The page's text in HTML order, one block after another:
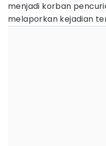
menjadi korban
melaporkan kejadian